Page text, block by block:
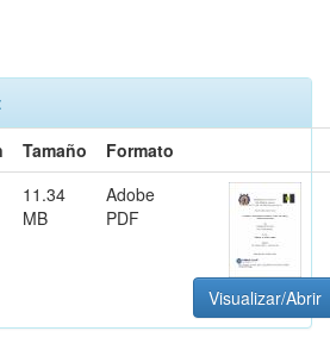
Tamaño
Formato
11.34
MB
Adobe
PDF
Visualizar/Abrir